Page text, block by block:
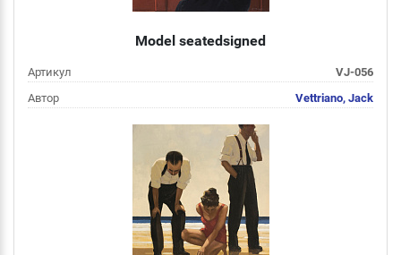
Model seatedsigned
Артикул
VJ-056
Автор
Vettriano, Jack
Подробнее